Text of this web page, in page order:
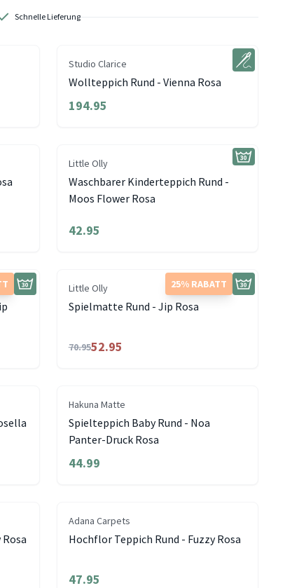
Schnelle Lieferung
Studio Clarice
Wollteppich Rund - Vienna Rosa
194.95
Little Olly
Waschbarer Kinderteppich Rund -
Moos Flower Rosa
42.95
25% RABATT
Little Olly
Spielmatte Rund - Jip Rosa
70.9552.95
Hakuna Matte
Spielteppich Baby Rund - Noa
Panter-Druck Rosa
44.99
Adana Carpets
Hochflor Teppich Rund - Fuzzy Rosa
47.95